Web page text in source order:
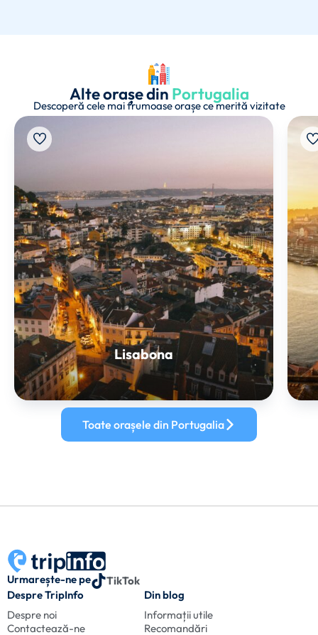
Alte orașe din Portugalia
Descoperă cele mai frumoase orașe ce merită vizitate
Lisabona
Toate orașele din Portugalia
Urmarește-ne pe
TikTok
Despre TripInfo
Despre noi
Contactează-ne
Din blog
Informații utile
Recomandări